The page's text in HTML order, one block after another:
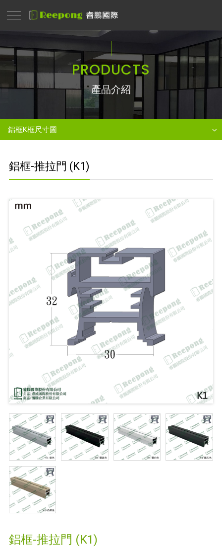
PRODUCTS
產品介紹
鋁框K框尺寸圖
鋁框-推拉門 (K1)
鋁框-推拉門 (K1)